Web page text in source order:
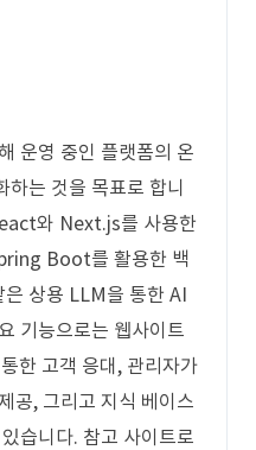
운영 중인 플랫폼의 온
는 것을 목표로 합니
와 Next.js를 사용한
Boot를 활용한 백
상용 LLM을 통한 AI
기능으로는 웹사이트
한 고객 응대, 관리자가
공, 그리고 지식 베이스
습니다. 참고 사이트로